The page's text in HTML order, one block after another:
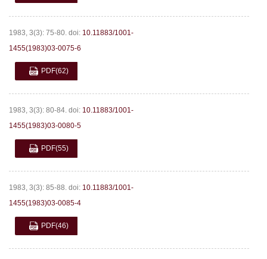
1983, 3(3): 75-80. doi: 10.11883/1001-
1455(1983)03-0075-6
PDF(62)
1983, 3(3): 80-84. doi: 10.11883/1001-
1455(1983)03-0080-5
PDF(55)
1983, 3(3): 85-88. doi: 10.11883/1001-
1455(1983)03-0085-4
PDF(46)